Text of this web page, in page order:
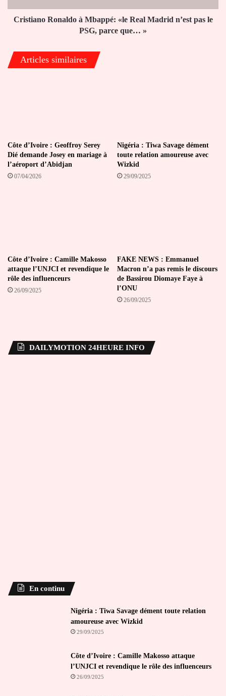
pas
que…
»
Cristiano Ronaldo à Mbappé: «le Real Madrid n’est pas le
PSG, parce que… »
Articles similaires
Côte d’Ivoire : Geoffroy Serey
Dié demande Josey en mariage à
l’aéroport d’Abidjan
07/04/2026
Nigéria : Tiwa Savage dément
toute relation amoureuse avec
Wizkid
29/09/2025
Côte d’Ivoire : Camille Makosso
attaque l’UNJCI et revendique le
rôle des influenceurs
26/09/2025
FAKE NEWS : Emmanuel
Macron n’a pas remis le discours
de Bassirou Diomaye Faye à
l’ONU
26/09/2025
DAILYMOTION 24HEURE INFO
En continu
Nigéria : Tiwa Savage dément toute relation
amoureuse avec Wizkid
29/09/2025
Côte d’Ivoire : Camille Makosso attaque
l’UNJCI et revendique le rôle des influenceurs
26/09/2025